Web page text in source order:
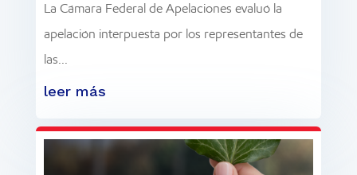
La Cámara Federal de Apelaciones evaluó la
apelación interpuesta por los representantes de
las...
leer más